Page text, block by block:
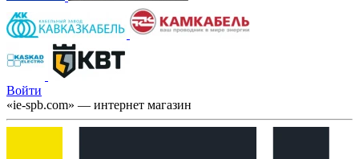
Войти
«ie-spb.com» — интернет магазин